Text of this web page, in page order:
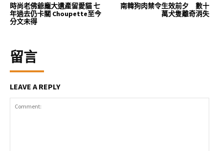
時尚老佛爺龐大遺產留愛貓 七
年過去仍卡關 Choupette至今
分文未得
南韓狗肉禁令生效前夕 數十
萬犬隻離奇消失
留言
LEAVE A REPLY